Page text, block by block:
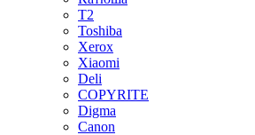
T2
Toshiba
Xerox
Xiaomi
Deli
COPYRITE
Digma
Canon